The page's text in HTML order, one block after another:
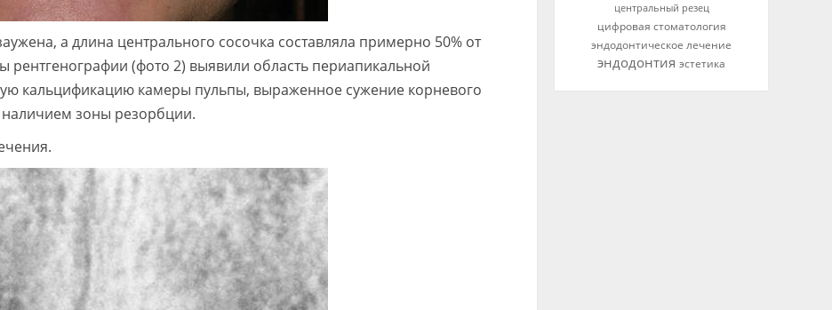
а длина центрального сосочка составляла примерно 50% от
рентгенографии (фото 2) выявили область периапикальной
кальцификацию камеры пульпы, выраженное сужение корневого
зоны резорбции.
центральный резец
цифровая стоматология
эндодонтическое лечение
эндодонтия эстетика